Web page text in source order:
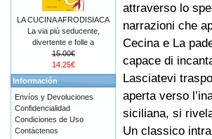
attraverso lo
narrazioni che
Cecina e La
capace di
Lasciatevi
aperta verso
siciliana, si
Un classico
LA CUCINA AFRODISIACA
La via più seducente,
divertente e folle a
15.00€
14.25€
Información
Envíos y Devoluciones
Confidencialidad
Condiciones de Uso
Contáctenos